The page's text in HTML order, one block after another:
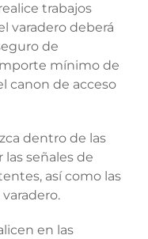
trabajos
varadero deberá
de
mínimo de
canon de acceso
dentro de las
señales de
así como las
en las